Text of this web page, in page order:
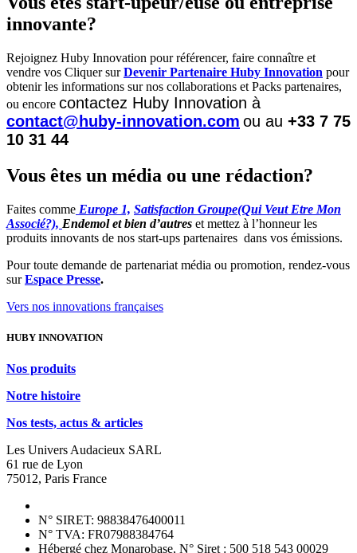
innovante?
Rejoignez Huby Innovation pour référencer, faire connaître et
vendre vos Cliquer surDevenir Partenaire Huby Innovation pour
obtenir les informations sur nos collaborations et Packs partenaires,
ou encore contactez Huby Innovation à
contact@huby-innovation.com ou au +33 7 75
10 31 44
Vous êtes un média ou une rédaction?
Faites comme Europe 1, Satisfaction Groupe(Qui Veut Etre Mon
Associé?), Endemol et bien d’autres et mettez à l’honneur les
produits innovants de nos start-ups partenaires dans vos émissions.
Pour toute demande de partenariat média ou promotion, rendez-vous
surEspace Presse.
Vers nos innovations françaises
HUBY INNOVATION
Nos produits
Notre histoire
Nos tests, actus & articles
Les Univers Audacieux SARL
61 rue de Lyon
75012, Paris France
N° SIRET: 98838476400011
N° TVA: FR07988384764
Hébergé chez Monarobase, N° Siret : 500 518 543 00029